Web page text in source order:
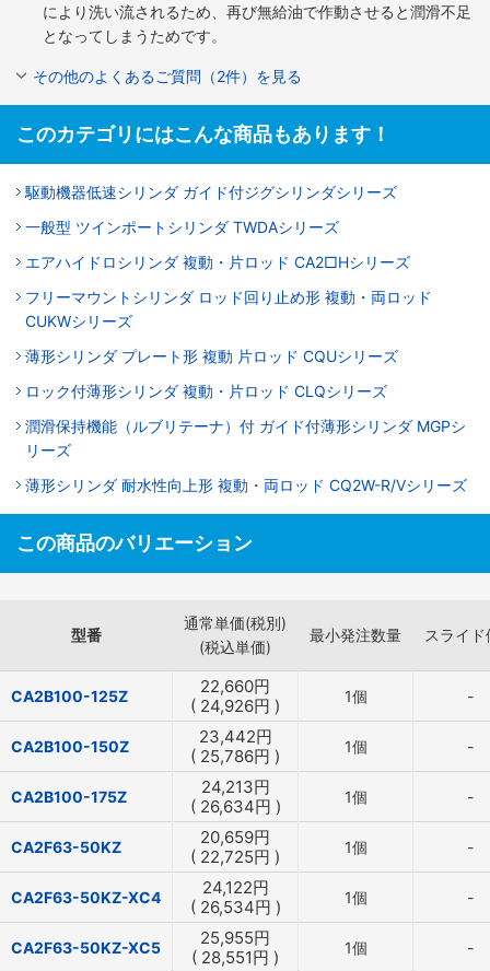
により洗い流されるため、再び無給油で作動させると潤滑不足
となってしまうためです。
その他のよくあるご質問（2件）を見る
このカテゴリにはこんな商品もあります！
駆動機器低速シリンダ ガイド付ジグシリンダシリーズ
一般型 ツインポートシリンダ TWDAシリーズ
エアハイドロシリンダ 複動・片ロッド CA2□Hシリーズ
フリーマウントシリンダ ロッド回り止め形 複動・両ロッド
CUKWシリーズ
薄形シリンダ プレート形 複動 片ロッド CQUシリーズ
ロック付薄形シリンダ 複動・片ロッド CLQシリーズ
潤滑保持機能（ルブリテーナ）付 ガイド付薄形シリンダ MGPシ
リーズ
薄形シリンダ 耐水性向上形 複動・両ロッド CQ2W-R/Vシリーズ
この商品のバリエーション
型番
通常単価(税別)
(税込単価)
最小発注数量 スライド
CA2B100-125Z 22,660円
( 24,926円 ) 1個 -
CA2B100-150Z 23,442円
( 25,786円 ) 1個 -
CA2B100-175Z 24,213円
( 26,634円 ) 1個 -
CA2F63-50KZ 20,659円
( 22,725円 ) 1個 -
CA2F63-50KZ-XC4 24,122円
( 26,534円 ) 1個 -
CA2F63-50KZ-XC5 25,955円
( 28,551円 ) 1個 -